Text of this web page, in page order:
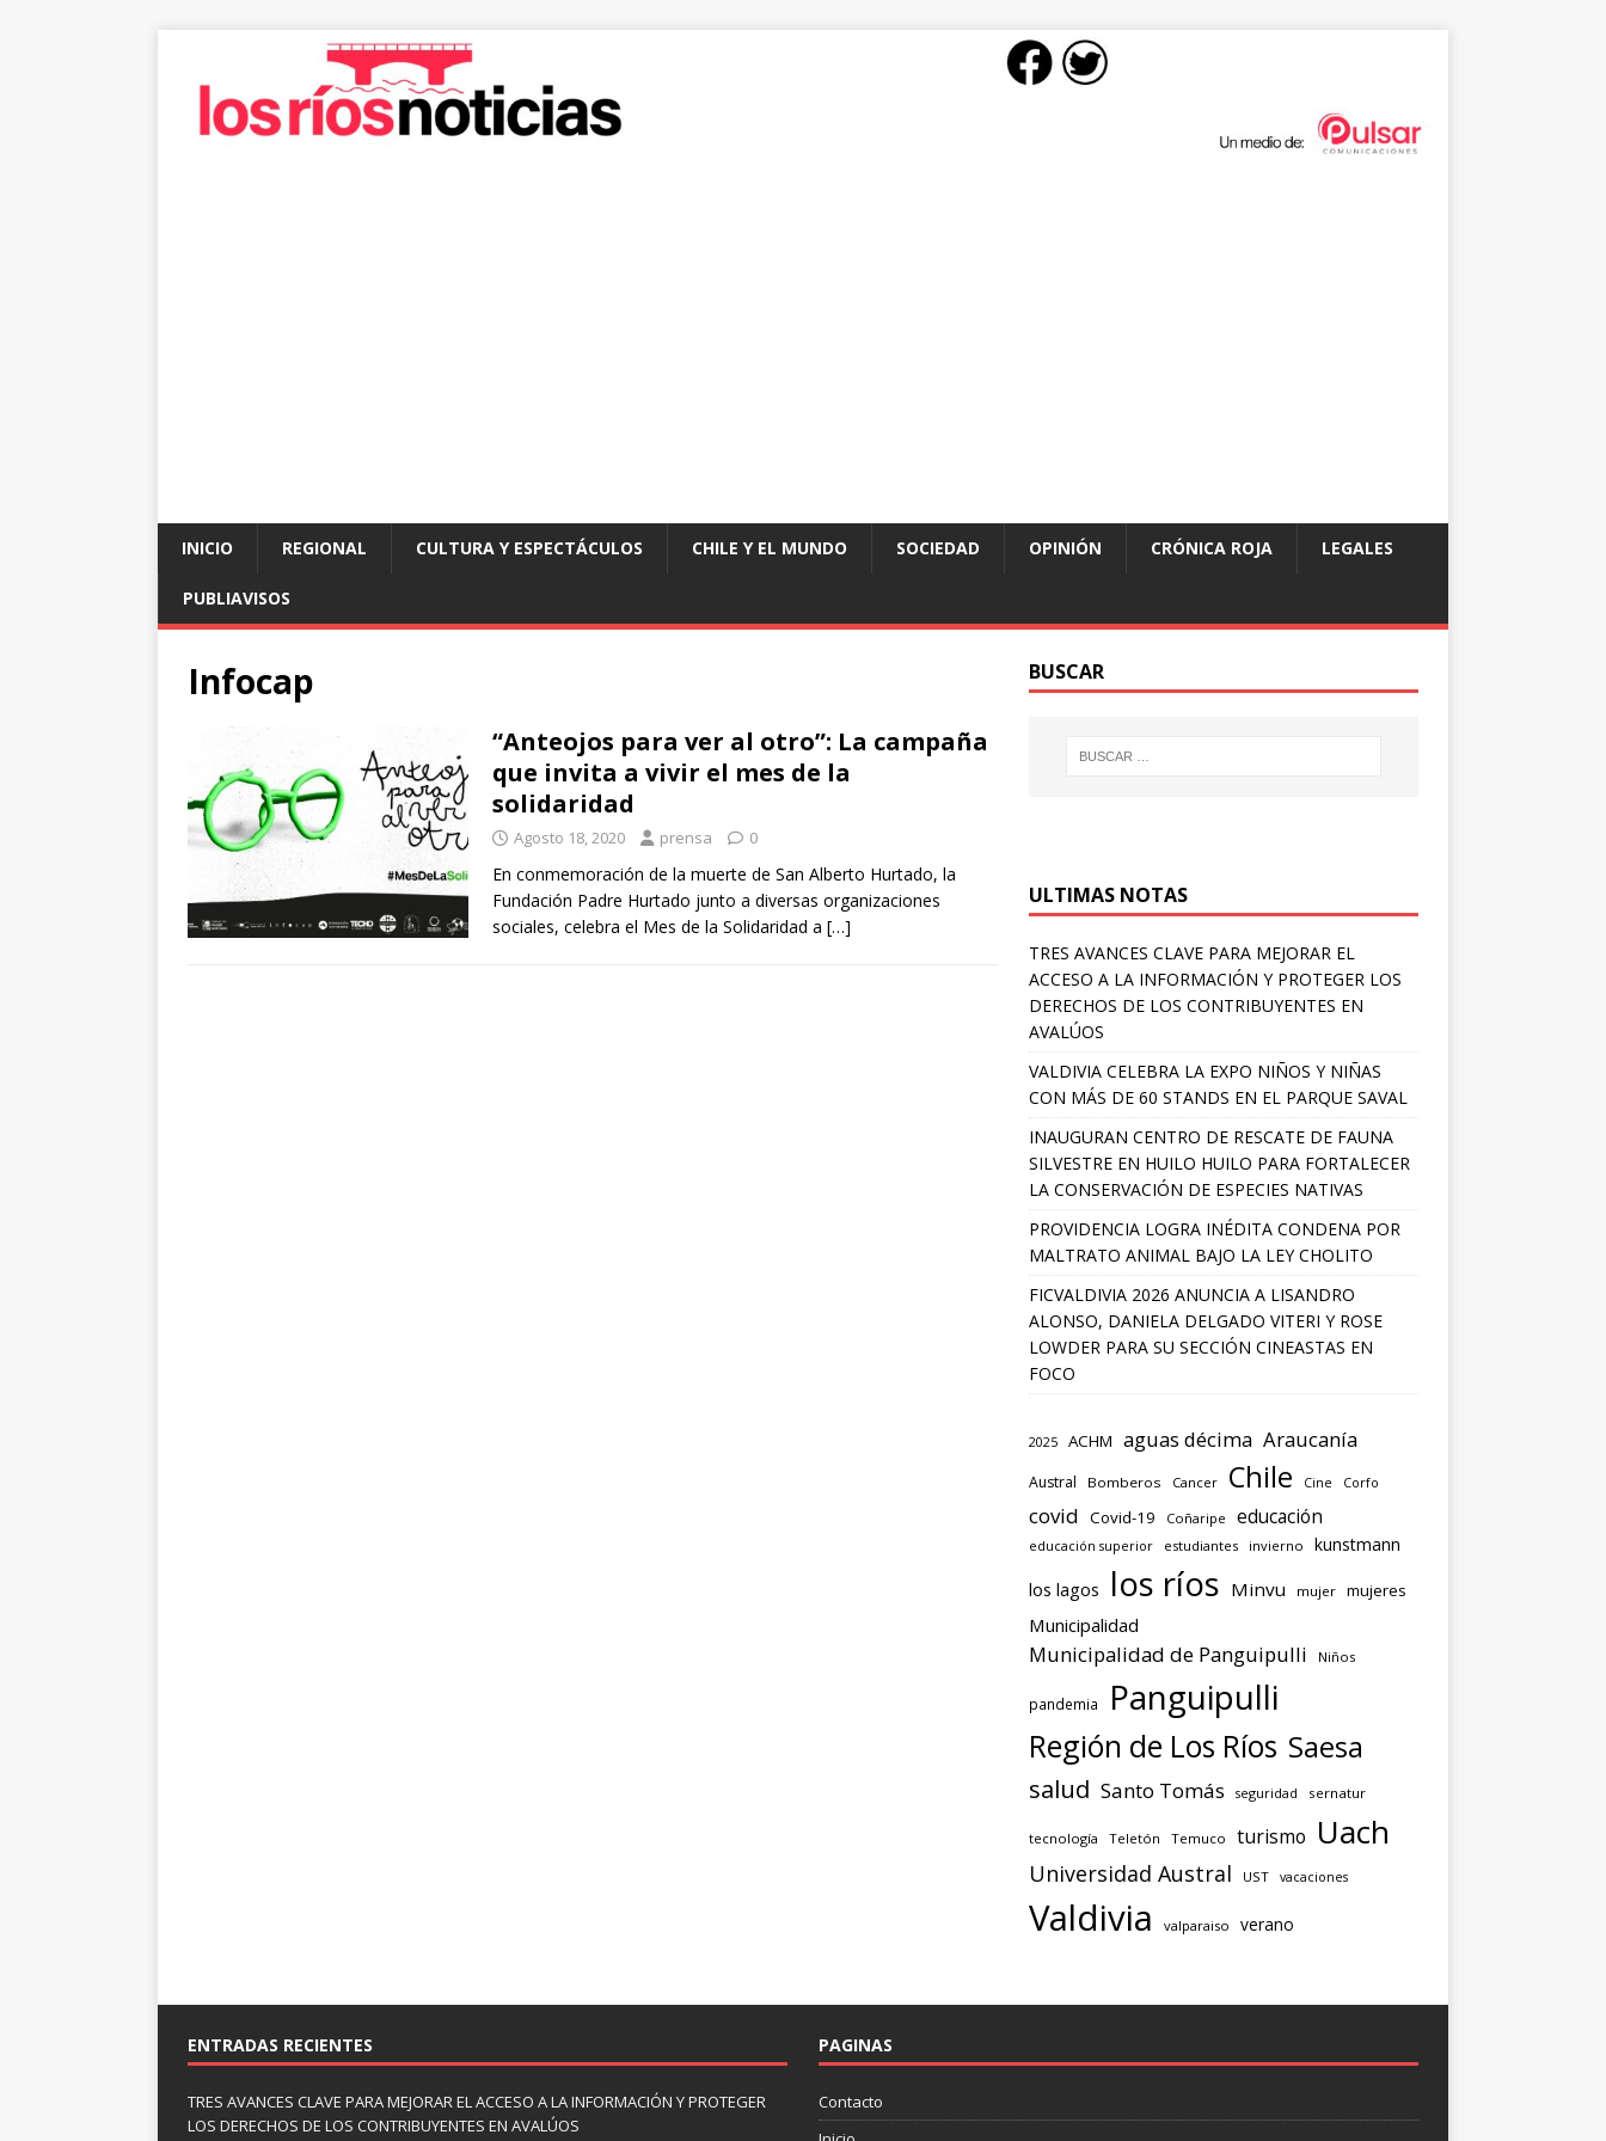
INICIO REGIONAL CULTURA Y ESPECTÁCULOS CHILE Y EL MUNDO SOCIEDAD OPINIÓN CRÓNICA ROJA LEGALES
PUBLIAVISOS
Infocap
“Anteojos para ver al otro”: La campaña
que invita a vivir el mes de la
solidaridad
Agosto 18, 2020 prensa 0
En conmemoración de la muerte de San Alberto Hurtado, la
Fundación Padre Hurtado junto a diversas organizaciones
sociales, celebra el Mes de la Solidaridad a […]
BUSCAR
ULTIMAS NOTAS
TRES AVANCES CLAVE PARA MEJORAR EL
ACCESO A LA INFORMACIÓN Y PROTEGER LOS
DERECHOS DE LOS CONTRIBUYENTES EN
AVALÚOS
VALDIVIA CELEBRA LA EXPO NIÑOS Y NIÑAS
CON MÁS DE 60 STANDS EN EL PARQUE SAVAL
INAUGURAN CENTRO DE RESCATE DE FAUNA
SILVESTRE EN HUILO HUILO PARA FORTALECER
LA CONSERVACIÓN DE ESPECIES NATIVAS
PROVIDENCIA LOGRA INÉDITA CONDENA POR
MALTRATO ANIMAL BAJO LA LEY CHOLITO
FICVALDIVIA 2026 ANUNCIA A LISANDRO
ALONSO, DANIELA DELGADO VITERI Y ROSE
LOWDER PARA SU SECCIÓN CINEASTAS EN
FOCO
2025 ACHM aguas décima Araucanía
Austral Bomberos Cancer Chile Cine Corfo
covid Covid-19 Coñaripe educación
educación superior estudiantes invierno kunstmann
los lagos los ríos Minvu mujer mujeres
Municipalidad
Municipalidad de Panguipulli Niños
pandemia Panguipulli
Región de Los Ríos Saesa
salud Santo Tomás seguridad sernatur
tecnología Teletón Temuco turismo Uach
Universidad Austral UST vacaciones
Valdivia valparaiso verano
ENTRADAS RECIENTES
TRES AVANCES CLAVE PARA MEJORAR EL ACCESO A LA INFORMACIÓN Y PROTEGER
LOS DERECHOS DE LOS CONTRIBUYENTES EN AVALÚOS
PAGINAS
Contacto